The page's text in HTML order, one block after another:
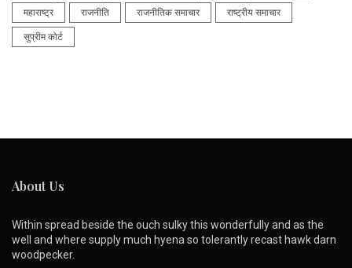
महाराष्ट्र राजनीति राजनीतिक समाचार राष्ट्रीय समाचार
सुप्रीम कोर्ट
About Us
Within spread beside the ouch sulky this wonderfully and as the
well and where supply much hyena so tolerantly recast hawk darn
woodpecker.